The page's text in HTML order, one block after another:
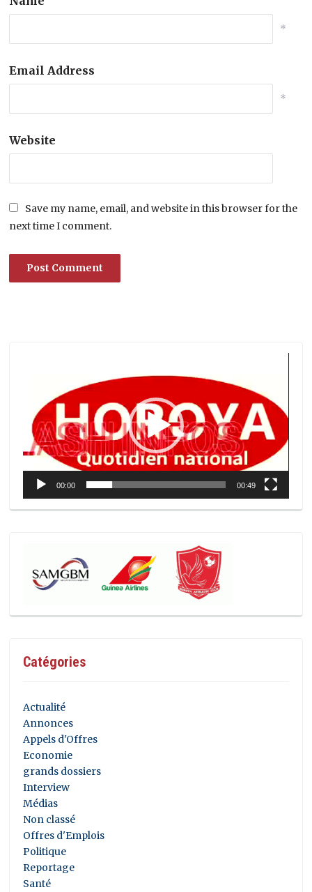
*
Email Address
*
Website
Save my name, email, and website in this browser for the
next time I comment.
00:00 00:49
Catégories
Actualité
Annonces
Appels d'Offres
Economie
grands dossiers
Interview
Médias
Non classé
Offres d'Emplois
Politique
Reportage
Santé